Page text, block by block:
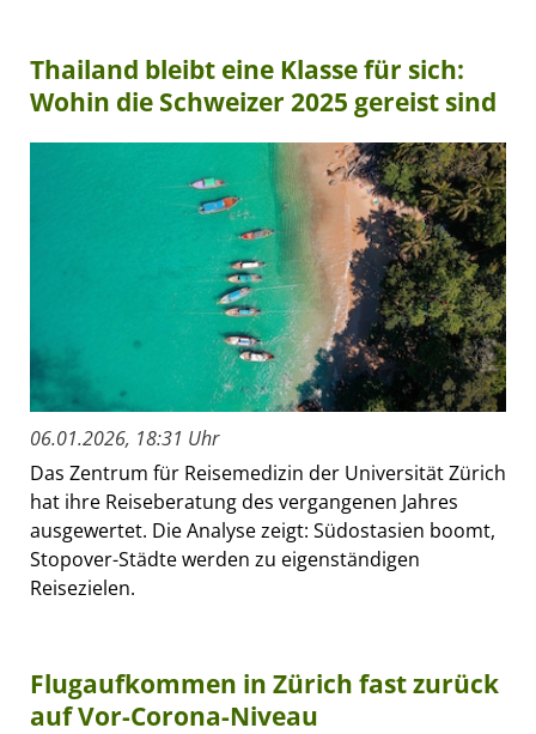
Thailand bleibt eine Klasse für sich:
Wohin die Schweizer 2025 gereist sind
06.01.2026, 18:31 Uhr
Das Zentrum für Reisemedizin der Universität Zürich
hat ihre Reiseberatung des vergangenen Jahres
ausgewertet. Die Analyse zeigt: Südostasien boomt,
Stopover-Städte werden zu eigenständigen
Reisezielen.
Flugaufkommen in Zürich fast zurück
auf Vor-Corona-Niveau